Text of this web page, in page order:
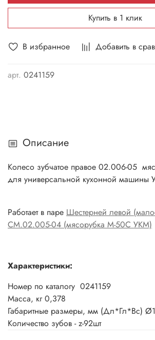
В избранное Добавить в
арт. 0241159
Купить в 1 клик
Описание
Колесо зубчатое правое 02.006-05
для универсальной кухонной машины
Работает в паре Шестерней левой
СМ.02.005-04 (мясорубка М-50С УКМ)
Характеристики:
Номер по каталогу 0241159
Масса, кг0,378
Габаритные размеры, мм (Дл*Гл*Вс)
Количество зубов - z-92шт